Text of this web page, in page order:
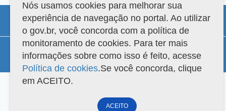
Compatibilidade
Versão do sistema: 3.88.9 Copyright 2022 Capes. Todos os direitos reservados.
Nós usamos cookies para melhorar sua
experiência de navegação no portal. Ao utilizar
o gov.br, você concorda com a política de
monitoramento de cookies. Para ter mais
informações sobre como isso é feito, acesse
Política de cookies.Se você concorda, clique
em ACEITO.
ACEITO